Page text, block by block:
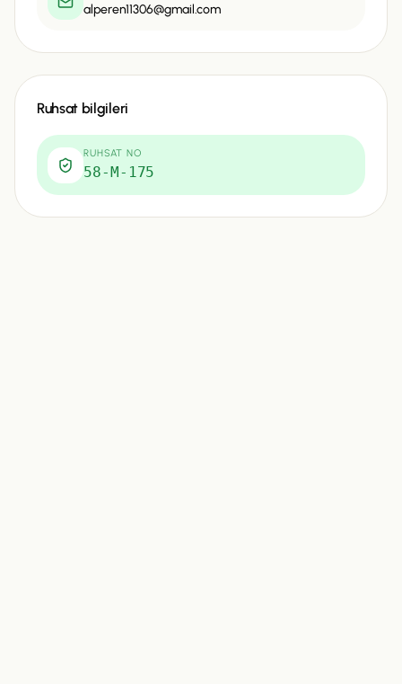
alperen11306@gmail.com
Ruhsat bilgileri
RUHSAT NO
58-M-175